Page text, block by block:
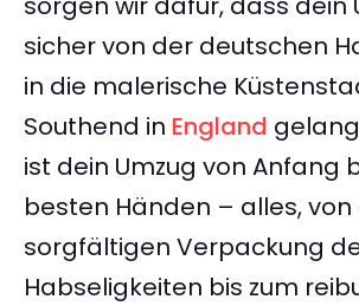
sicher von der deutschen
in die malerische
Southend in England
ist dein Umzug von Anfang
besten Händen – alles,
sorgfältigen Verpackung
Habseligkeiten bis zum